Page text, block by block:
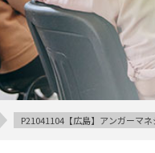
P21041104【広島】アンガーマ